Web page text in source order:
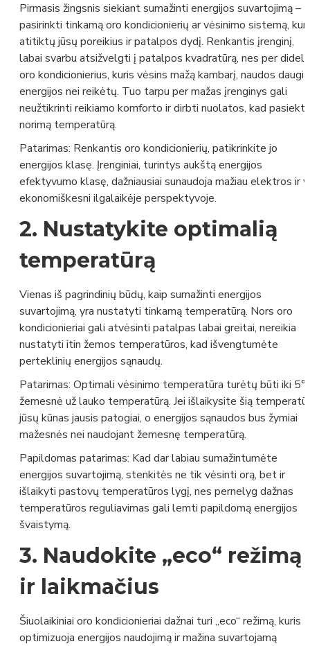
Pirmasis žingsnis siekiant sumažinti energijos suvartojimą –
pasirinkti tinkamą oro kondicionierių ar vėsinimo sistemą, kuri
atitiktų jūsų poreikius ir patalpos dydį. Renkantis įrenginį,
labai svarbu atsižvelgti į patalpos kvadratūrą, nes per
oro kondicionierius, kuris vėsins mažą kambarį, naudos
energijos nei reikėtų. Tuo tarpu per mažas įrenginys gali
neužtikrinti reikiamo komforto ir dirbti nuolatos, kad
norimą temperatūrą.
Patarimas: Renkantis oro kondicionierių, patikrinkite jo
energijos klasę. Įrenginiai, turintys aukštą energijos
efektyvumo klasę, dažniausiai sunaudoja mažiau elektros ir
ekonomiškesni ilgalaikėje perspektyvoje.
2. Nustatykite optimalią
temperatūrą
Vienas iš pagrindinių būdų, kaip sumažinti energijos
suvartojimą, yra nustatyti tinkamą temperatūrą. Nors oro
kondicionieriai gali atvėsinti patalpas labai greitai, nereikia
nustatyti itin žemos temperatūros, kad išvengtumėte
perteklinių energijos sąnaudų.
Patarimas: Optimali vėsinimo temperatūra turėtų būti iki
žemesnė už lauko temperatūrą. Jei išlaikysite šią
jūsų kūnas jausis patogiai, o energijos sąnaudos bus žymiai
mažesnės nei naudojant žemesnę temperatūrą.
Papildomas patarimas: Kad dar labiau sumažintumėte
energijos suvartojimą, stenkitės ne tik vėsinti orą, bet ir
išlaikyti pastovų temperatūros lygį, nes pernelyg dažnas
temperatūros reguliavimas gali lemti papildomą energijos
švaistymą.
3. Naudokite „eco“ režimą
ir laikmačius
Šiuolaikiniai oro kondicionieriai dažnai turi „eco“ režimą, kuris
optimizuoja energijos naudojimą ir mažina suvartojamą